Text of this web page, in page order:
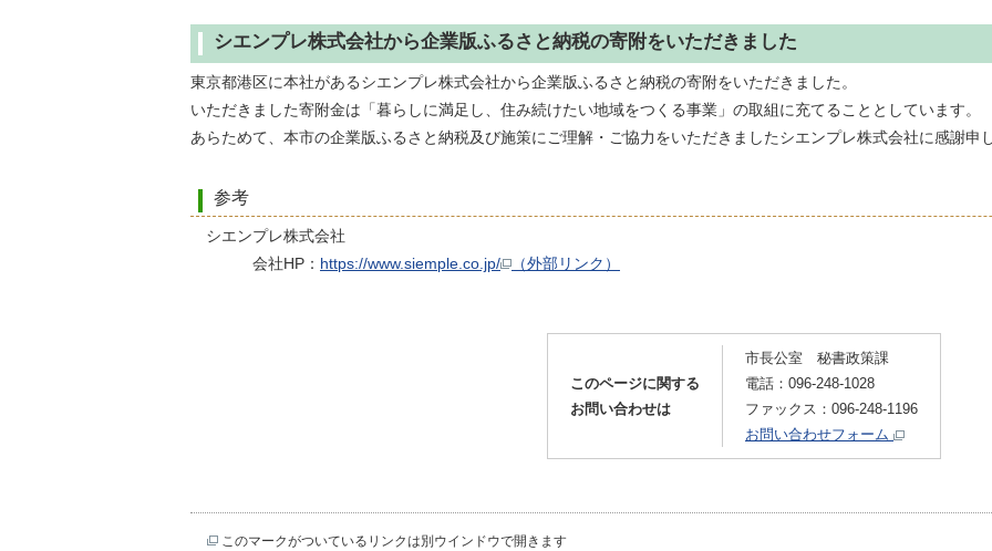
シエンプレ株式会社から企業版ふるさと納税の寄附をいただきました
東京都港区に本社があるシエンプレ株式会社から企業版ふるさと納税の寄附をいただきました。
いただきました寄附金は「暮らしに満足し、住み続けたい地域をつくる事業」の取組に充てることとしています。
あらためて、本市の企業版ふるさと納税及び施策にご理解・ご協力をいただきましたシエンプレ株式会社に感謝申
参考
シエンプレ株式会社
会社HP： https://www.siemple.co.jp/ （外部リンク）
このページに関する
お問い合わせは
市長公室 秘書政策課
電話：096-248-1028
ファックス：096-248-1196
お問い合わせフォーム
このマークがついているリンクは別ウインドウで開きます